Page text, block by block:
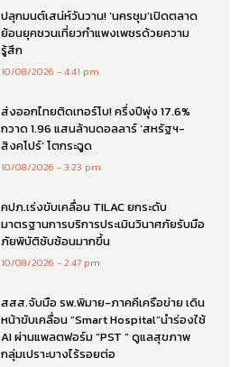
ปลุกมนต์เสน่ห์วันวาน! ‘นครชุม’เปิดตลาด
ย้อนยุคชวนเที่ยวกำแพงเพชรด้วยความ
รู้สึก
10/08/2026 4:41 pm
ส่งออกไทยติดเทอร์โบ! ครึ่งปีพุ่ง 17.6%
กวาด 1.96 แสนล้านดอลลาร์ ‘สหรัฐฯ-
สิงคโปร์’ โตกระฉูด
10/08/2026 3:23 pm
คปภ.เร่งขับเคลื่อน TILAC ยกระดับ
มาตรฐานการบริการประเมินวินาศภัยรับมือ
ภัยพิบัติซับซ้อนมากขึ้น
10/08/2026 2:47 pm
สสส.จับมือ รพ.พิมาย-ภาคคีเครือข่าย เดิน
หน้าขับเคลื่อน “Smart Hospital”นำร่องใช้
AI ผ่านแพลตฟอร์ม “PST ” ดูแลสุขภาพ
กลุ่มเปราะบางไร้รอยต่อ